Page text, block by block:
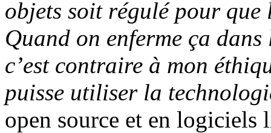
objets soit régulé pour que
Quand on enferme ça
c’est contraire à mon
puisse utiliser la
open source et en logiciels